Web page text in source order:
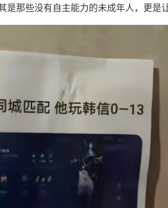
那些没有自主能力的未成年人，更是